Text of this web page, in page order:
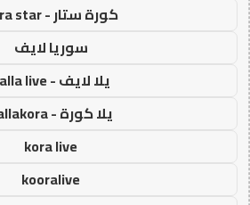
كورة ستار - kora star
سوريا لايف
يلا لايف - yalla live
يلا كورة - yallakora
kora live
kooralive